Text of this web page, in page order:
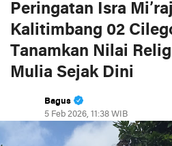
Peringatan Isra
Kalitimbang 02
Tanamkan Nilai
Mulia Sejak Dini
Bagus
5 Feb 2026, 11:38 WIB